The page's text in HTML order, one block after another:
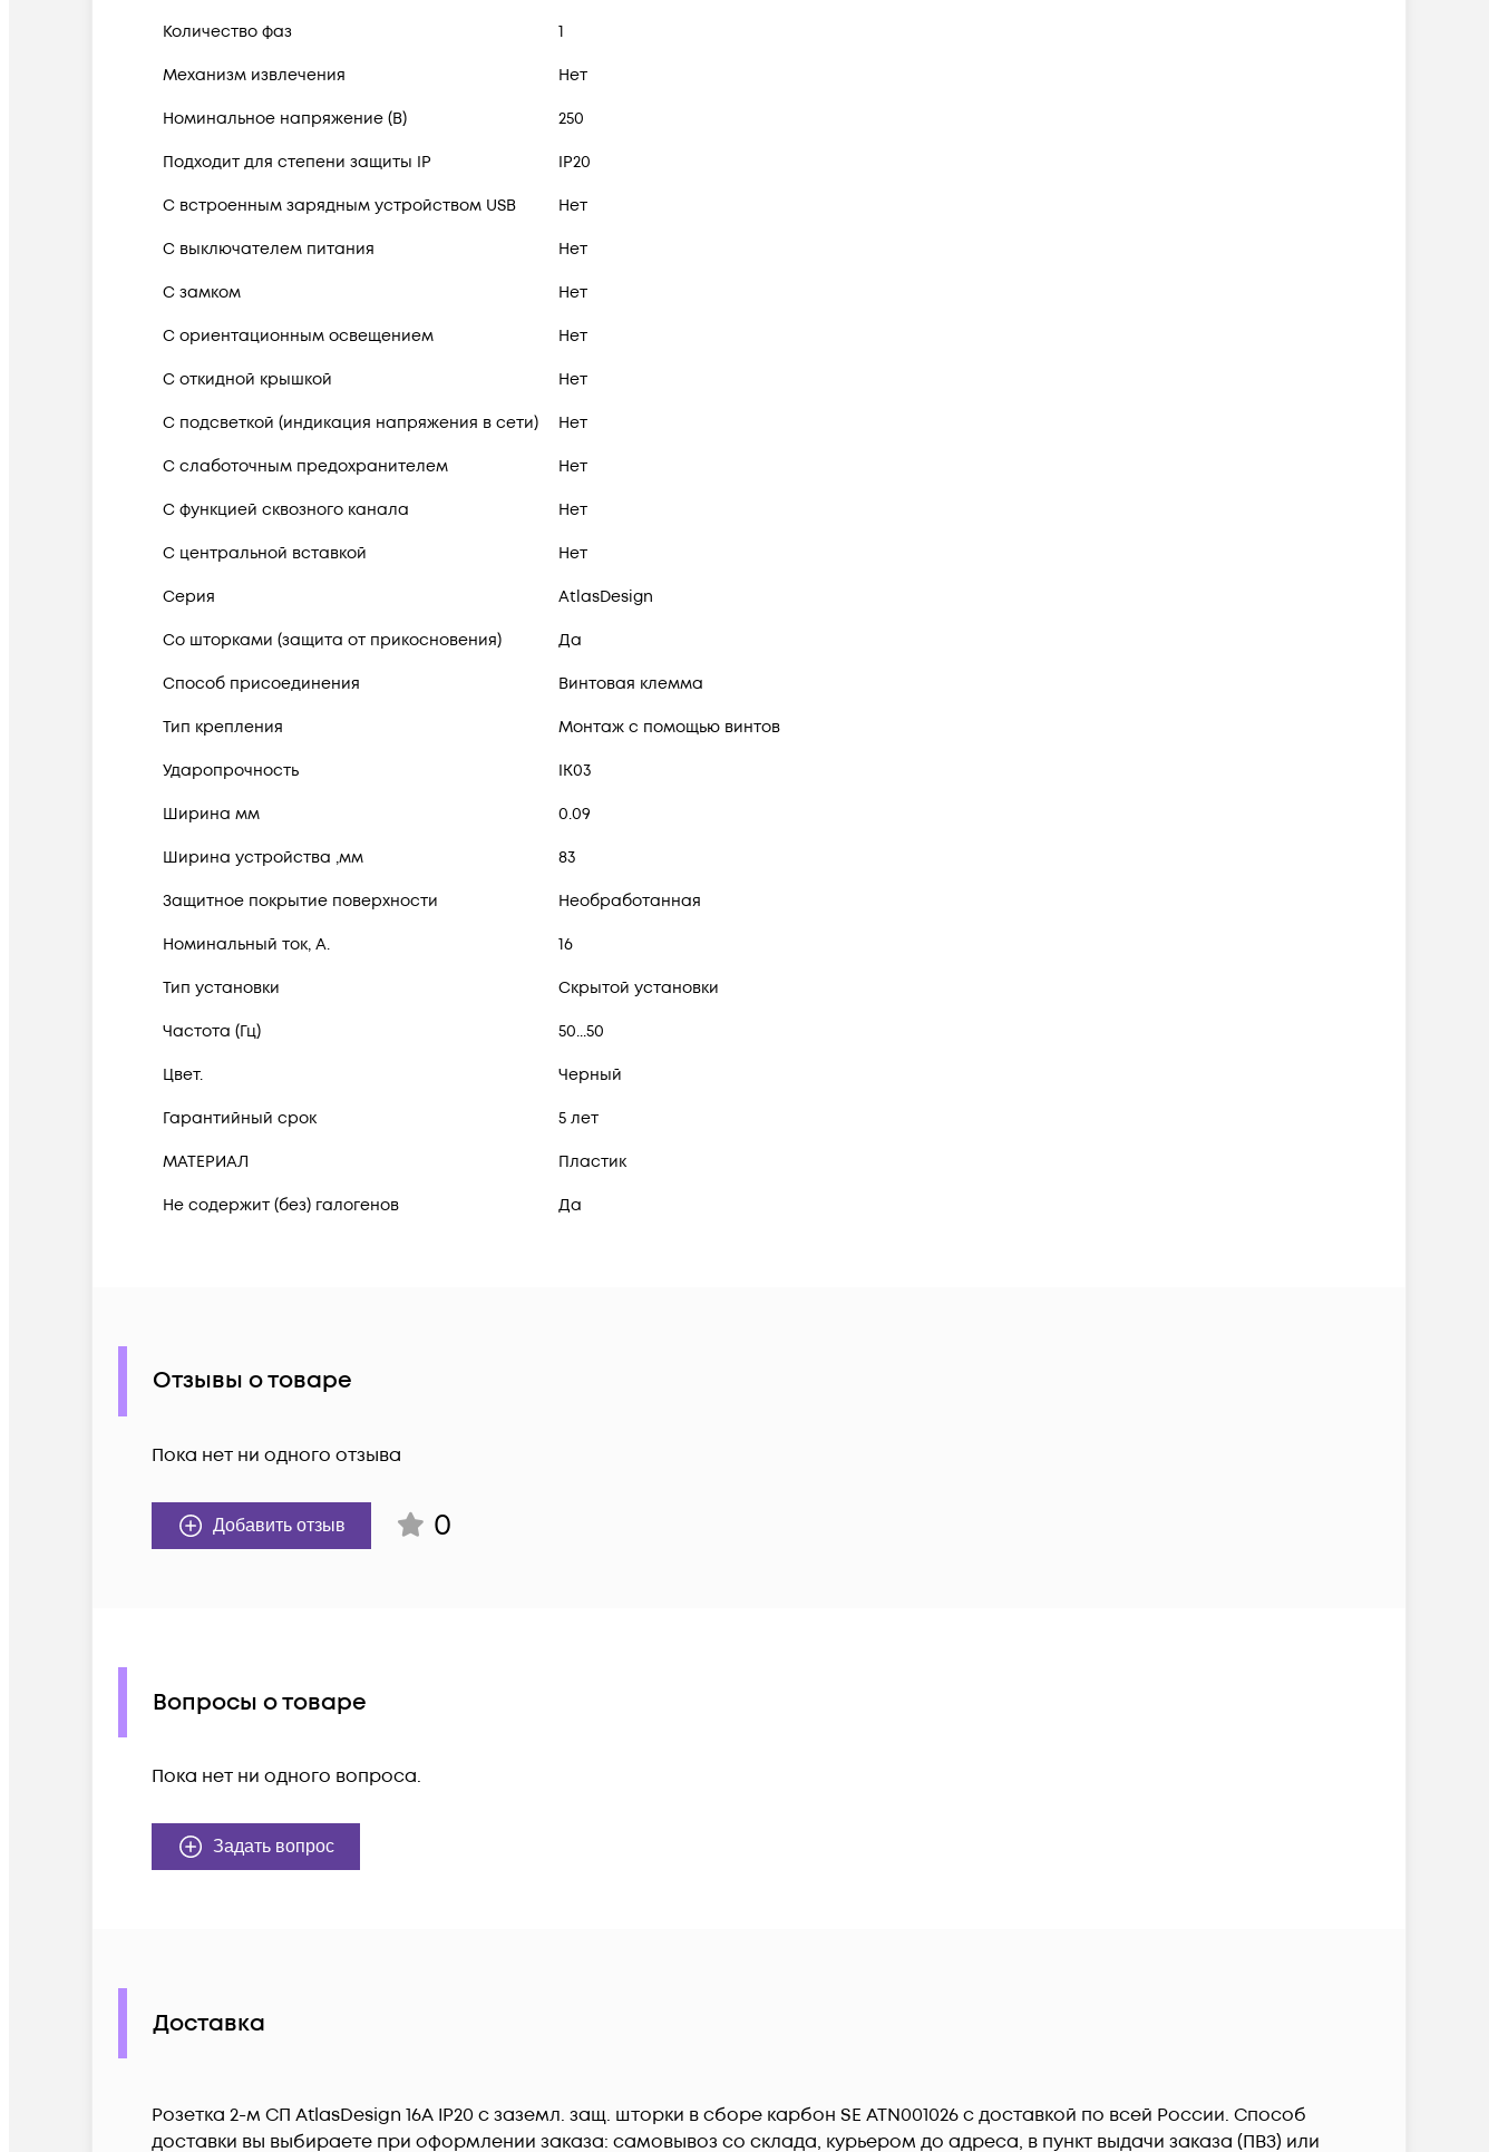
Количество фаз 1
Механизм извлечения Нет
Номинальное напряжение (В) 250
Подходит для степени защиты IP IP20
С встроенным зарядным устройством USB Нет
С выключателем питания Нет
С замком Нет
С ориентационным освещением Нет
С откидной крышкой Нет
С подсветкой (индикация напряжения в сети) Нет
С слаботочным предохранителем Нет
С функцией сквозного канала Нет
С центральной вставкой Нет
Серия AtlasDesign
Со шторками (защита от прикосновения) Да
Способ присоединения Винтовая клемма
Тип крепления Монтаж с помощью винтов
Ударопрочность IK03
Ширина мм 0.09
Ширина устройства ,мм 83
Защитное покрытие поверхности Необработанная
Номинальный ток, А. 16
Тип установки Скрытой установки
Частота (Гц) 50...50
Цвет. Черный
Гарантийный срок 5 лет
МАТЕРИАЛ Пластик
Не содержит (без) галогенов Да
Отзывы о товаре
Пока нет ни одного отзыва
Добавить отзыв 0
Вопросы о товаре
Пока нет ни одного вопроса.
Задать вопрос
Доставка
Розетка 2-м СП AtlasDesign 16А IP20 с заземл. защ. шторки в сборе карбон SE ATN001026 c доставкой по всей России. Способ
доставки вы выбираете при оформлении заказа: самовывоз со склада, курьером до адреса, в пункт выдачи заказа (ПВЗ) или